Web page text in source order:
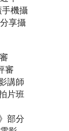
機攝
享攝
審
講師
片班
部分